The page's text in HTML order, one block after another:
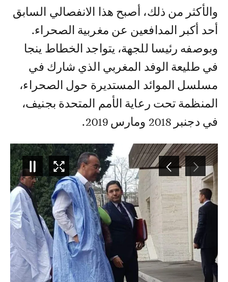
والأكثر من ذلك، أصبح هذا الانفصالي السابق
أحد أكبر المدافعين عن مغربية الصحراء.
وبوصفه رئيسا للجهة، يتواجد الخطاط ينجا
في طليعة الوفد المغربي الذي شارك في
مسلسل الموائد المستديرة حول الصحراء،
المنظمة تحت رعاية الأمم المتحدة بجنيف،
في دجنبر 2018 ومارس 2019.